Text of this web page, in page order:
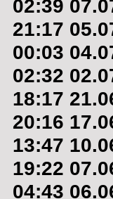
02:39
21:17
00:03
02:32
18:17
20:16
13:47
19:22
04:43